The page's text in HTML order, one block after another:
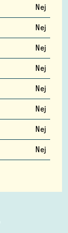
Nej
Nej
Nej
Nej
Nej
Nej
Nej
Nej